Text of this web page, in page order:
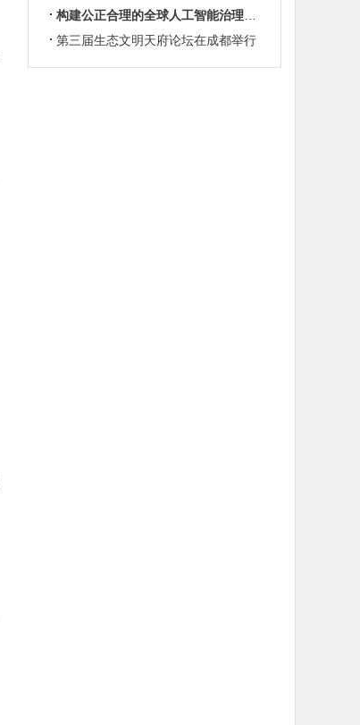
构建公正合理的全球人工智能治理体系
第三届生态文明天府论坛在成都举行